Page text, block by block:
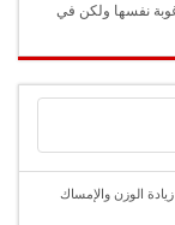
نفسها ولكن في
الوزن والإمساك